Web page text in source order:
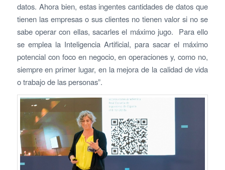
datos. Ahora bien, estas ingentes cantidades de datos que
tienen las empresas o sus clientes no tienen valor si no se
sabe operar con ellas, sacarles el máximo jugo. Para ello
se emplea la Inteligencia Artificial, para sacar el máximo
potencial con foco en negocio, en operaciones y, como no,
siempre en primer lugar, en la mejora de la calidad de vida
o trabajo de las personas”.